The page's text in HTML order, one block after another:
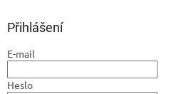
Přihlášení
E-mail
Heslo